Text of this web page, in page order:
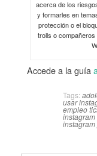
acerca de los
y formarles en
protección o el
trolls o
Accede a la guía
Tags:
usar
empleo
instagram